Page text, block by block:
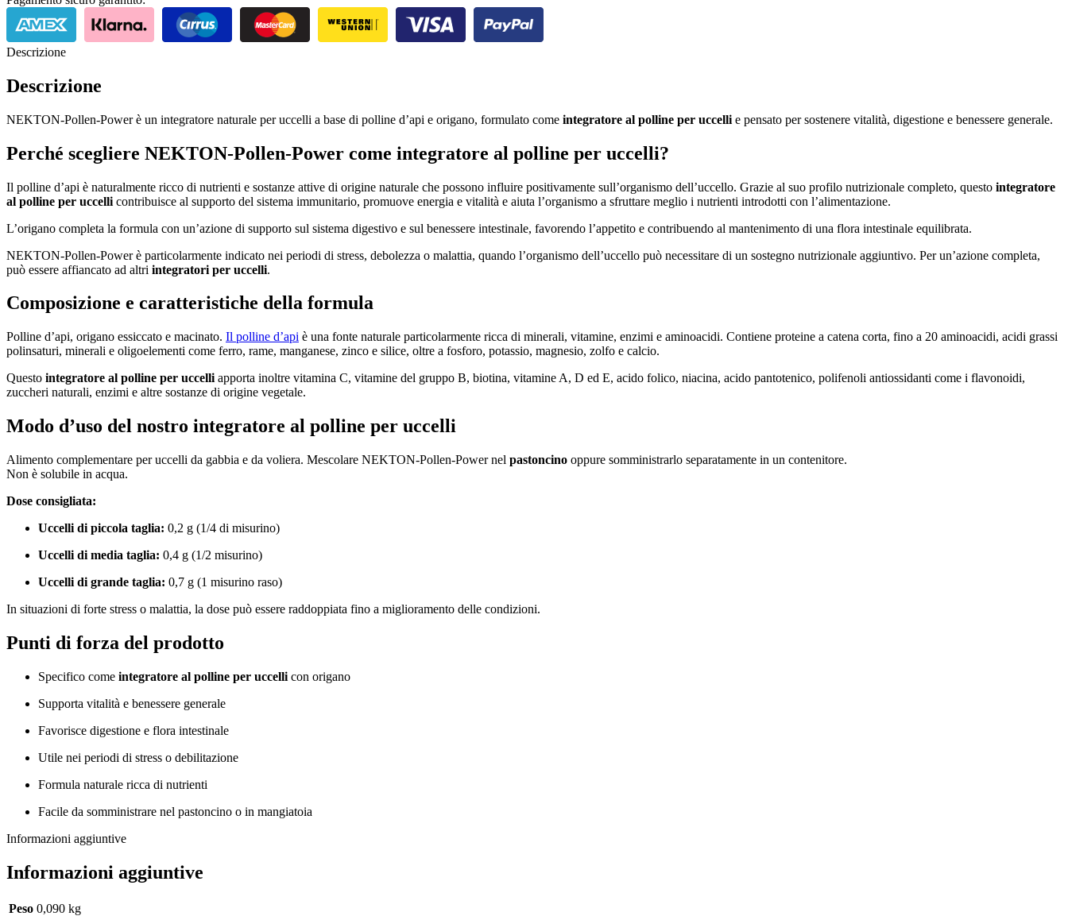
polline
e
origano
per
quantità
Descrizione
Descrizione
NEKTON-Pollen-Power è un integratore naturale per uccelli a base di polline d’api e origano, formulato come integratore al polline per uccelli e pensato per sostenere vitalità, digestione e benessere generale.
Perché scegliere NEKTON-Pollen-Power come integratore al polline per uccelli?
Il polline d’api è naturalmente ricco di nutrienti e sostanze attive di origine naturale che possono influire positivamente sull’organismo dell’uccello. Grazie al suo profilo nutrizionale completo, questo integratore
al polline per uccelli contribuisce al supporto del sistema immunitario, promuove energia e vitalità e aiuta l’organismo a sfruttare meglio i nutrienti introdotti con l’alimentazione.
L’origano completa la formula con un’azione di supporto sul sistema digestivo e sul benessere intestinale, favorendo l’appetito e contribuendo al mantenimento di una flora intestinale equilibrata.
NEKTON-Pollen-Power è particolarmente indicato nei periodi di stress, debolezza o malattia, quando l’organismo dell’uccello può necessitare di un sostegno nutrizionale aggiuntivo. Per un’azione completa,
può essere affiancato ad altri integratori per uccelli.
Composizione e caratteristiche della formula
Polline d’api, origano essiccato e macinato. Il polline d’api è una fonte naturale particolarmente ricca di minerali, vitamine, enzimi e aminoacidi. Contiene proteine a catena corta, fino a 20 aminoacidi, acidi grassi
polinsaturi, minerali e oligoelementi come ferro, rame, manganese, zinco e silice, oltre a fosforo, potassio, magnesio, zolfo e calcio.
Questo integratore al polline per uccelli apporta inoltre vitamina C, vitamine del gruppo B, biotina, vitamine A, D ed E, acido folico, niacina, acido pantotenico, polifenoli antiossidanti come i flavonoidi,
zuccheri naturali, enzimi e altre sostanze di origine vegetale.
Modo d’uso del nostro integratore al polline per uccelli
Alimento complementare per uccelli da gabbia e da voliera. Mescolare NEKTON-Pollen-Power nel pastoncino oppure somministrarlo separatamente in un contenitore.
Non è solubile in acqua.
Dose consigliata:
Uccelli di piccola taglia: 0,2 g (1/4 di misurino)
Uccelli di media taglia: 0,4 g (1/2 misurino)
Uccelli di grande taglia: 0,7 g (1 misurino raso)
In situazioni di forte stress o malattia, la dose può essere raddoppiata fino a miglioramento delle condizioni.
Punti di forza del prodotto
Specifico come integratore al polline per uccelli con origano
Supporta vitalità e benessere generale
Favorisce digestione e flora intestinale
Utile nei periodi di stress o debilitazione
Formula naturale ricca di nutrienti
Facile da somministrare nel pastoncino o in mangiatoia
Informazioni aggiuntive
Informazioni aggiuntive
Peso 0,090 kg